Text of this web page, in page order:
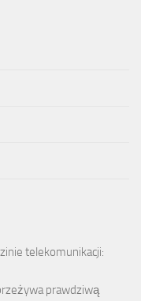
telekomunikacji:
prawdziwą